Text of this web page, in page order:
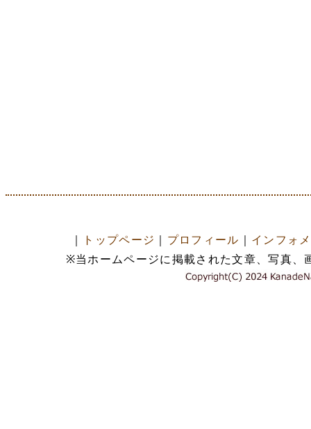
トップページ プロフィール
インフォ
※当ホームページに掲載された文章、写真、